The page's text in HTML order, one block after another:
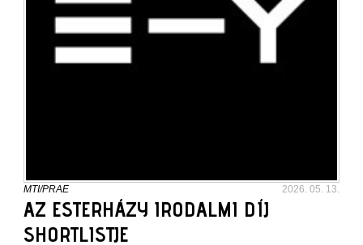
MTI/PRAE 2026. 05. 13.
AZ ESTERHÁZY IRODALMI DÍJ
SHORTLISTJE